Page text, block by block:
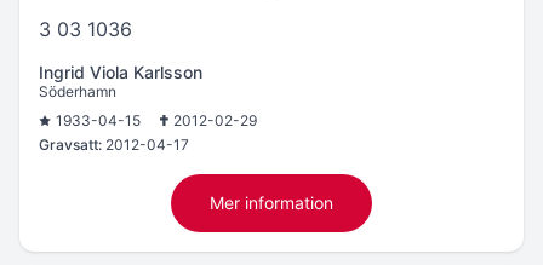
3 03 1036
Ingrid Viola Karlsson
Söderhamn
1933-04-15
2012-02-29
Gravsatt: 2012-04-17
Mer information